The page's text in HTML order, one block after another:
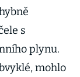
s
plynu.
mohlo